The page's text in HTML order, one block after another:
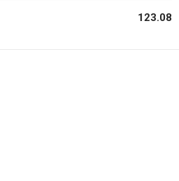
123.08